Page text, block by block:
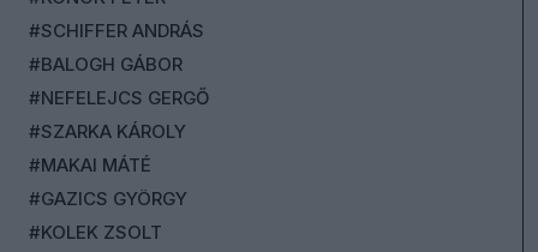
#SCHIFFER ANDRÁS
#BALOGH GÁBOR
#NEFELEJCS GERGŐ
#SZARKA KÁROLY
#MAKAI MÁTÉ
#GAZICS GYÖRGY
#KOLEK ZSOLT